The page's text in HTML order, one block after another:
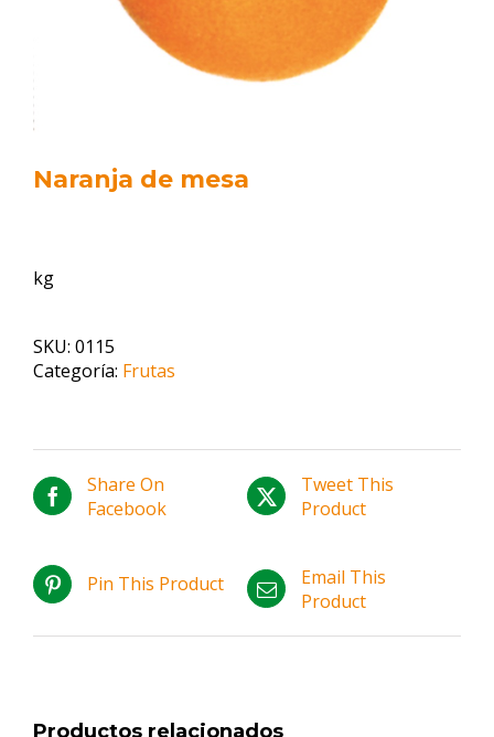
Naranja de mesa
kg
SKU: 0115
Categoría: Frutas
Share On
Facebook
Tweet This
Product
Pin This Product
Email This
Product
Productos relacionados